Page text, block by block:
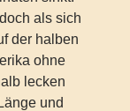
als sich
der halben
ohne
lecken
und